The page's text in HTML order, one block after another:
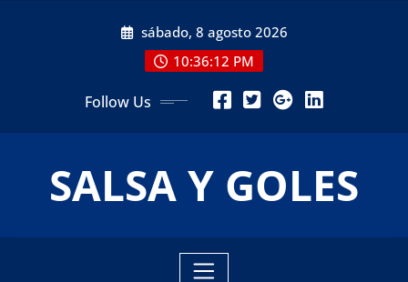
sábado, 8 agosto 2026
10:36:13 PM
Follow Us
SALSA Y GOLES